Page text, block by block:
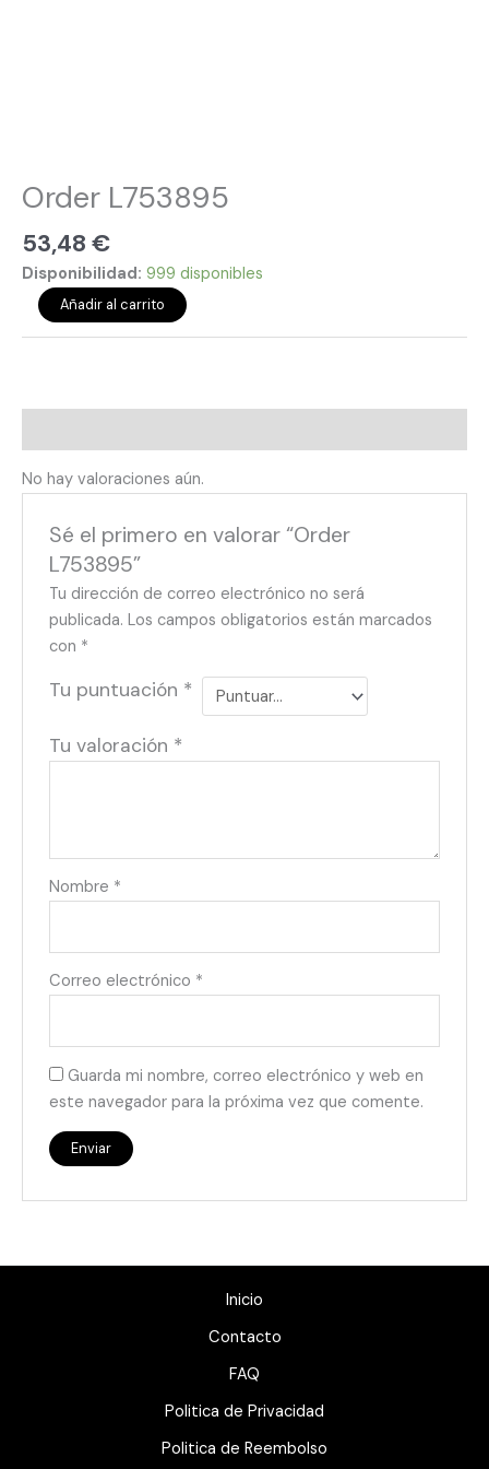
Order L753895
53,48 €
Disponibilidad: 999 disponibles
Añadir al carrito
No hay valoraciones aún.
Sé el primero en valorar “Order
L753895”
Tu dirección de correo electrónico no será
publicada. Los campos obligatorios están marcados
con *
Tu puntuación *
Tu valoración *
Nombre *
Correo electrónico *
Guarda mi nombre, correo electrónico y web en
este navegador para la próxima vez que comente.
Inicio
Contacto
FAQ
Politica de Privacidad
Politica de Reembolso